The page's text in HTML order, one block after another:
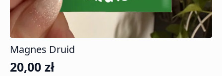
Magnes Druid
20,00 zł